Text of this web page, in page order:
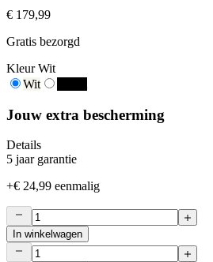
€ 179,99
Gratis bezorgd
Kleur Wit
Wit
Jouw extra bescherming
Details
5 jaar garantie
+€ 24,99 eenmalig
In winkelwagen